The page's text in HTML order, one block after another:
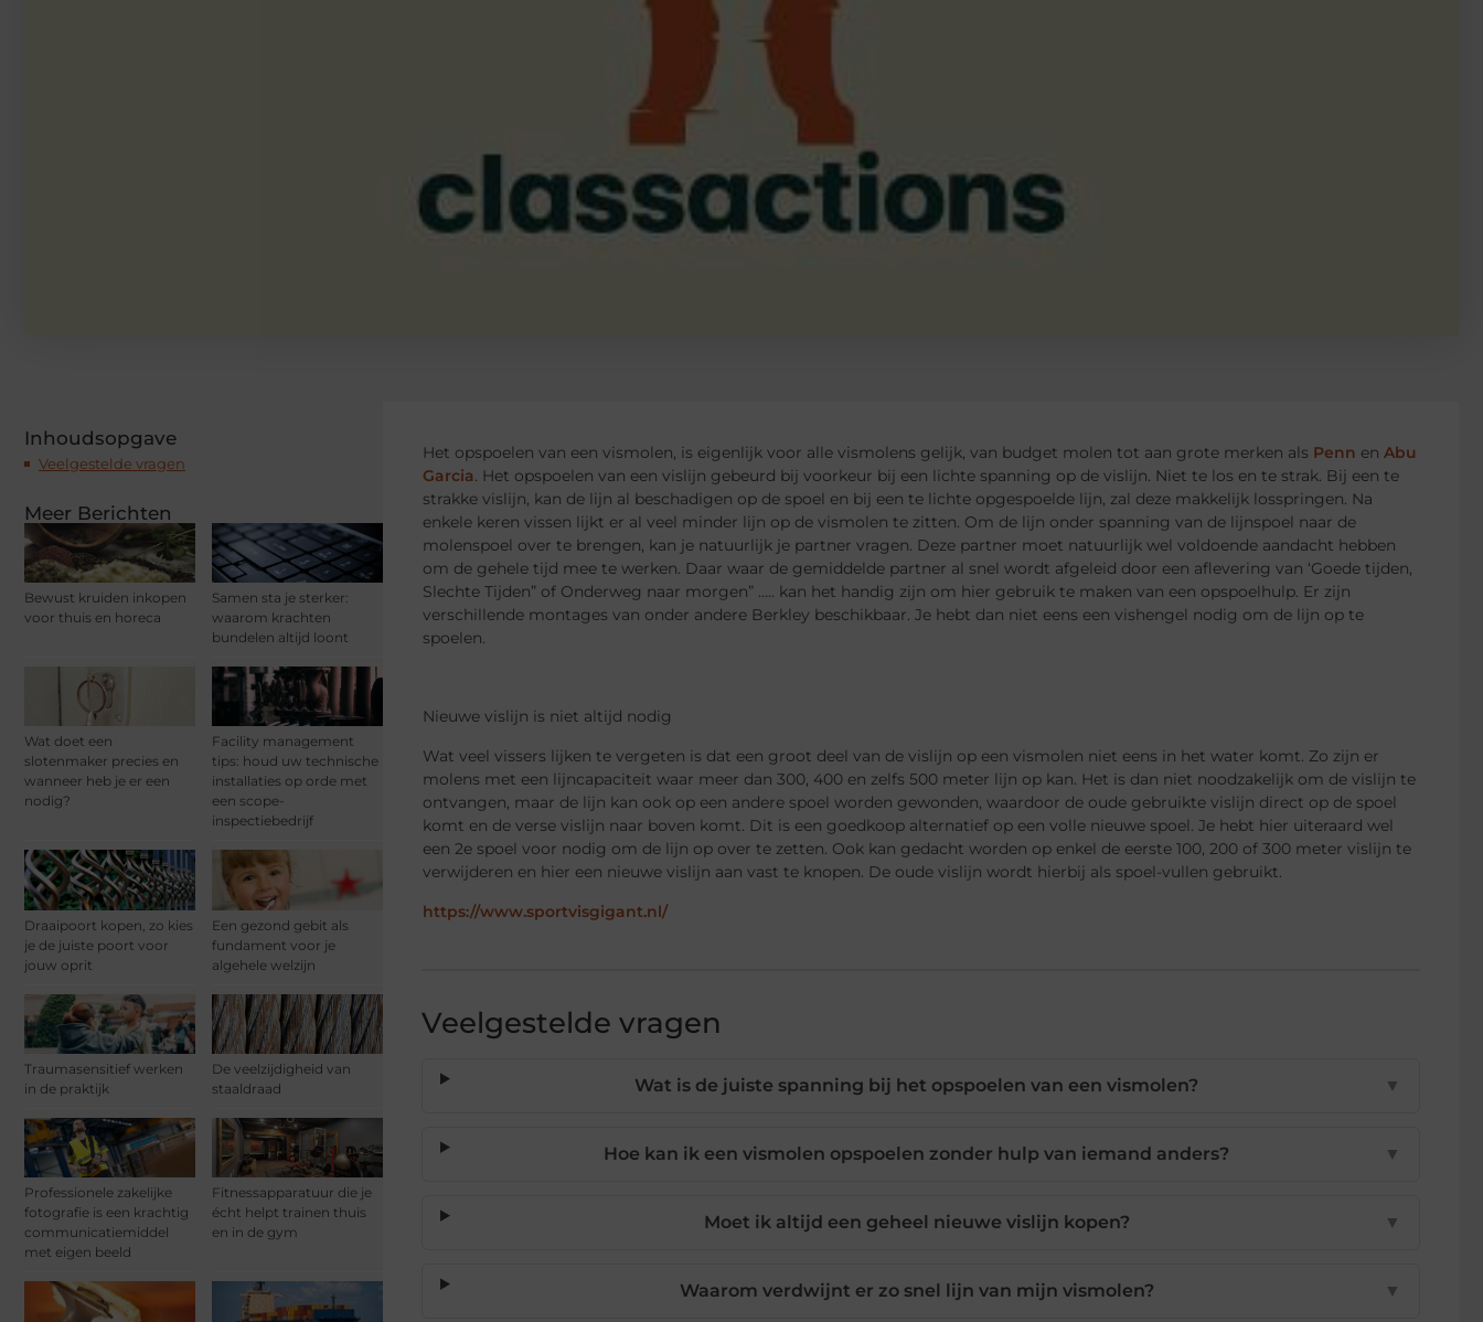
Inhoudsopgave
Veelgestelde vragen
Meer Berichten
Bewust kruiden inkopen
voor thuis en horeca
Samen sta je sterker:
waarom krachten
bundelen altijd loont
Wat doet een
slotenmaker precies en
wanneer heb je er een
nodig?
Facility management
tips: houd uw technische
installaties op orde met
een scope-
inspectiebedrijf
Draaipoort kopen, zo kies
je de juiste poort voor
jouw oprit
Een gezond gebit als
fundament voor je
algehele welzijn
Traumasensitief werken
in de praktijk
De veelzijdigheid van
staaldraad
Professionele zakelijke
fotografie is een krachtig
communicatiemiddel
met eigen beeld
Fitnessapparatuur die je
écht helpt trainen thuis
en in de gym
Het opspoelen van een vismolen, is eigenlijk voor alle vismolens gelijk, van budget molen tot aan grote merken als Penn en Abu
Garcia. Het opspoelen van een vislijn gebeurd bij voorkeur bij een lichte spanning op de vislijn. Niet te los en te strak. Bij een te
strakke vislijn, kan de lijn al beschadigen op de spoel en bij een te lichte opgespoelde lijn, zal deze makkelijk losspringen. Na
enkele keren vissen lijkt er al veel minder lijn op de vismolen te zitten. Om de lijn onder spanning van de lijnspoel naar de
molenspoel over te brengen, kan je natuurlijk je partner vragen. Deze partner moet natuurlijk wel voldoende aandacht hebben
om de gehele tijd mee te werken. Daar waar de gemiddelde partner al snel wordt afgeleid door een aflevering van ‘Goede tijden,
Slechte Tijden” of Onderweg naar morgen” ….. kan het handig zijn om hier gebruik te maken van een opspoelhulp. Er zijn
verschillende montages van onder andere Berkley beschikbaar. Je hebt dan niet eens een vishengel nodig om de lijn op te
spoelen.
Nieuwe vislijn is niet altijd nodig
Wat veel vissers lijken te vergeten is dat een groot deel van de vislijn op een vismolen niet eens in het water komt. Zo zijn er
molens met een lijncapaciteit waar meer dan 300, 400 en zelfs 500 meter lijn op kan. Het is dan niet noodzakelijk om de vislijn te
ontvangen, maar de lijn kan ook op een andere spoel worden gewonden, waardoor de oude gebruikte vislijn direct op de spoel
komt en de verse vislijn naar boven komt. Dit is een goedkoop alternatief op een volle nieuwe spoel. Je hebt hier uiteraard wel
een 2e spoel voor nodig om de lijn op over te zetten. Ook kan gedacht worden op enkel de eerste 100, 200 of 300 meter vislijn te
verwijderen en hier een nieuwe vislijn aan vast te knopen. De oude vislijn wordt hierbij als spoel-vullen gebruikt.
https://www.sportvisgigant.nl/
Veelgestelde vragen
Wat is de juiste spanning bij het opspoelen van een vismolen? ▼
Hoe kan ik een vismolen opspoelen zonder hulp van iemand anders? ▼
Moet ik altijd een geheel nieuwe vislijn kopen? ▼
Waarom verdwijnt er zo snel lijn van mijn vismolen? ▼